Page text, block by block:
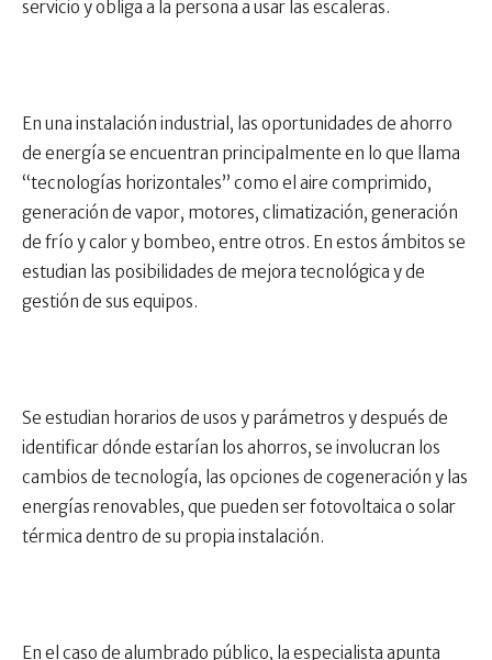
servicio y obliga a la persona a usar las escaleras.
En una instalación industrial, las oportunidades de ahorro
de energía se encuentran principalmente en lo que llama
“tecnologías horizontales” como el aire comprimido,
generación de vapor, motores, climatización, generación
de frío y calor y bombeo, entre otros. En estos ámbitos se
estudian las posibilidades de mejora tecnológica y de
gestión de sus equipos.
Se estudian horarios de usos y parámetros y después de
identificar dónde estarían los ahorros, se involucran los
cambios de tecnología, las opciones de cogeneración y las
energías renovables, que pueden ser fotovoltaica o solar
térmica dentro de su propia instalación.
En el caso de alumbrado público, la especialista apunta